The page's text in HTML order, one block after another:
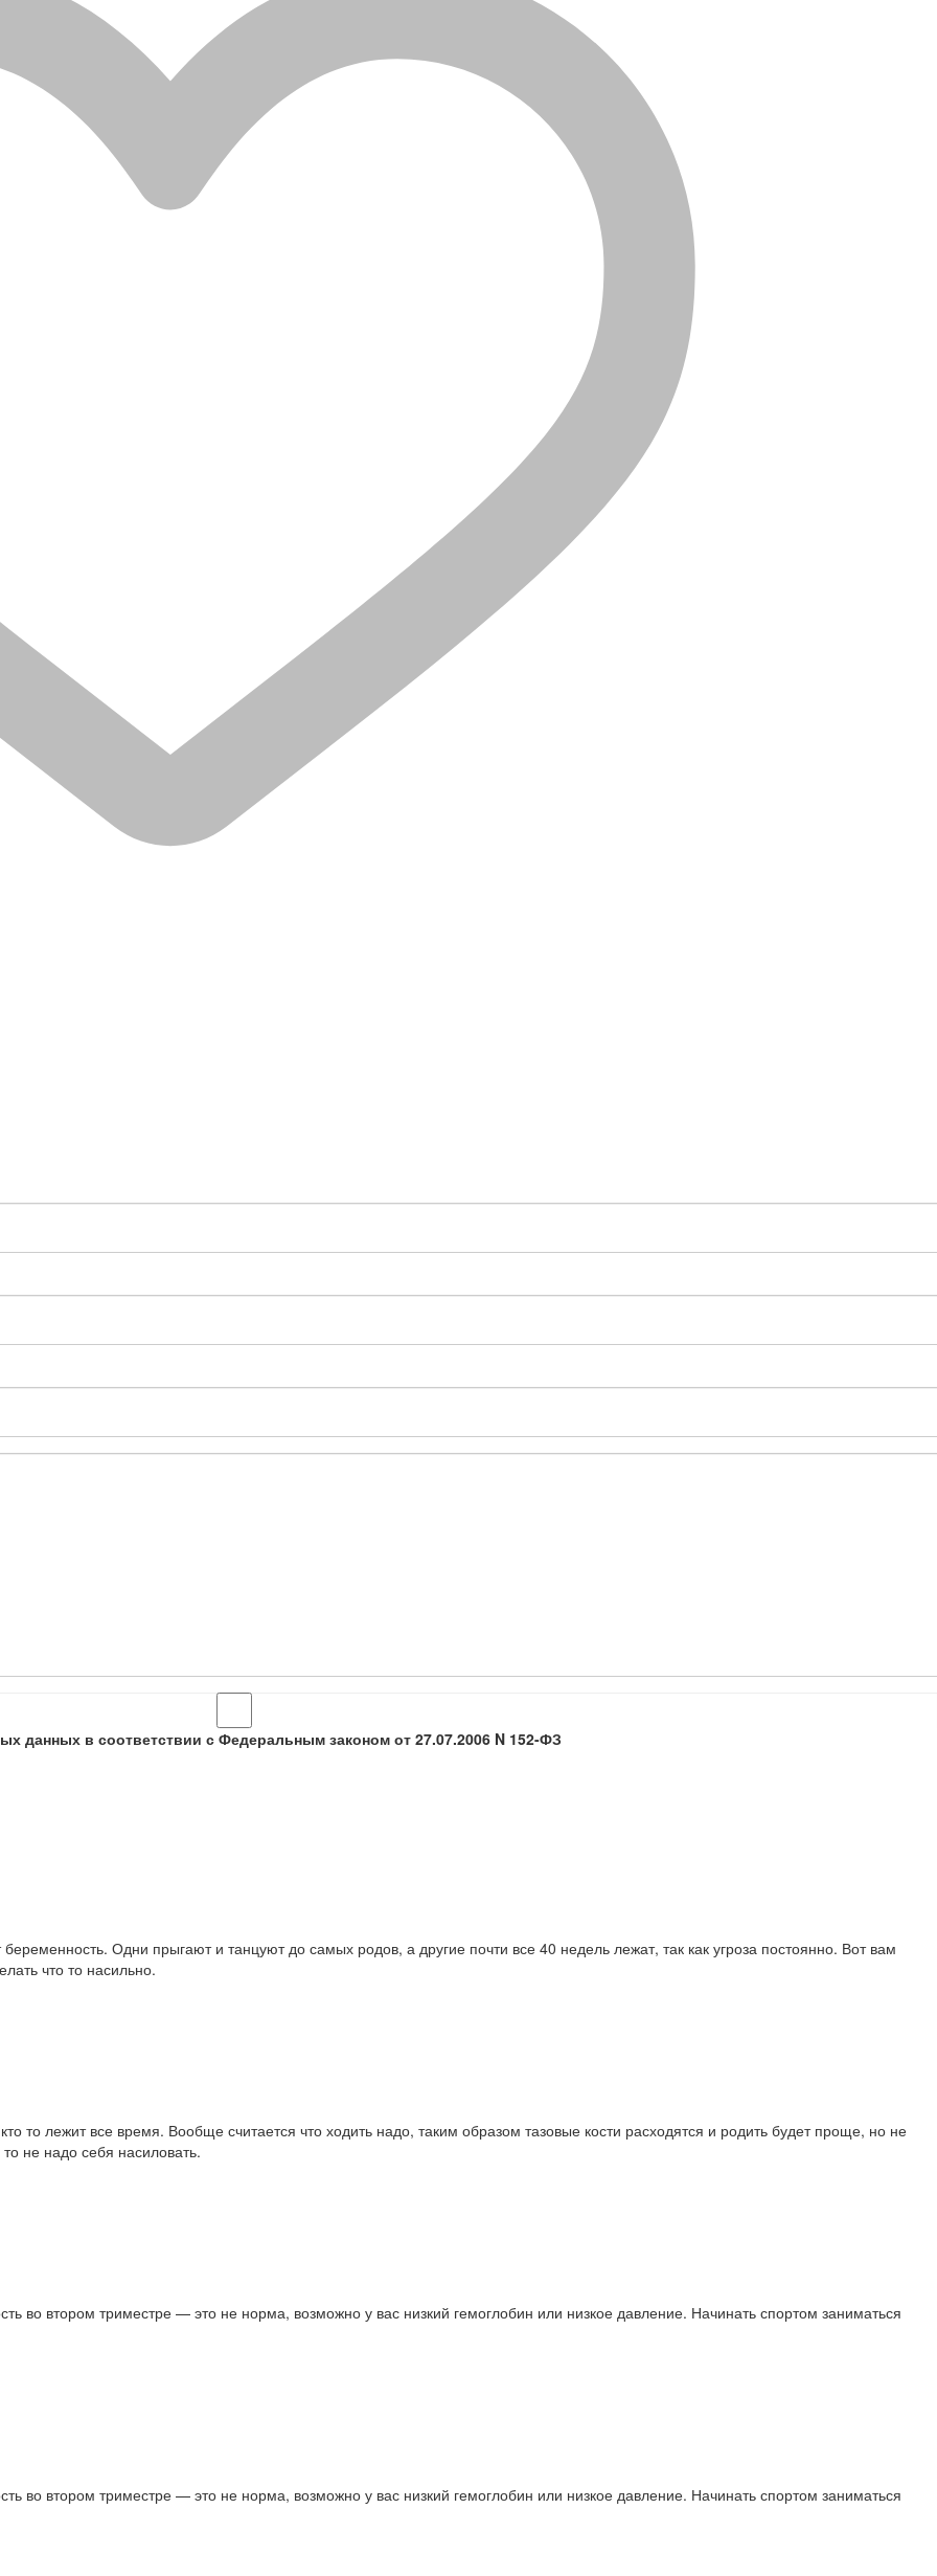
данных в соответствии с Федеральным законом от 27.07.2006 N 152-ФЗ
Одни прыгают и танцуют до самых родов, а другие почти все 40 недель лежат, так как угроза постоянно. Вот вам
что то насильно.
то лежит все время. Вообще считается что ходить надо, таким образом тазовые кости расходятся и родить будет проще, но не
не надо себя насиловать.
во втором триместре — это не норма, возможно у вас низкий гемоглобин или низкое давление. Начинать спортом заниматься
во втором триместре — это не норма, возможно у вас низкий гемоглобин или низкое давление. Начинать спортом заниматься